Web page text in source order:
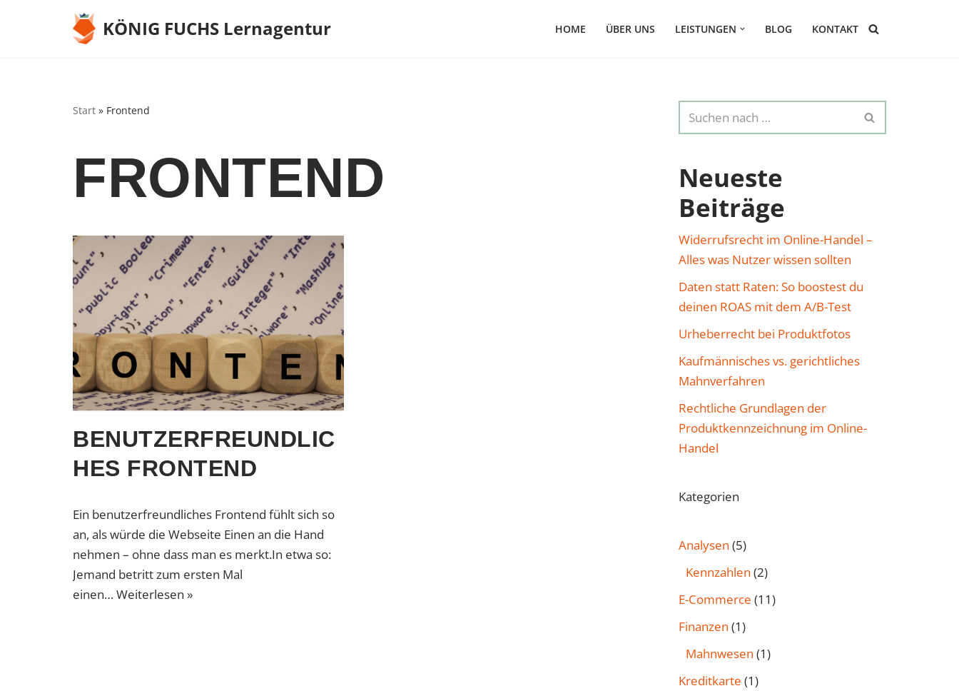
KÖNIG FUCHS Lernagentur HOME ÜBER UNS LEISTUNGEN BLOG KONTAKT
Start » Frontend
FRONTEND
BENUTZERFREUNDLIC
HES FRONTEND
Ein benutzerfreundliches Frontend fühlt sich so
an, als würde die Webseite Einen an die Hand
nehmen – ohne dass man es merkt.In etwa so:
Jemand betritt zum ersten Mal
einen… Weiterlesen »
Neueste
Beiträge
Widerrufsrecht im Online-Handel –
Alles was Nutzer wissen sollten
Daten statt Raten: So boostest du
deinen ROAS mit dem A/B-Test
Urheberrecht bei Produktfotos
Kaufmännisches vs. gerichtliches
Mahnverfahren
Rechtliche Grundlagen der
Produktkennzeichnung im Online-
Handel
Kategorien
Analysen (5)
Kennzahlen (2)
E-Commerce (11)
Finanzen (1)
Mahnwesen (1)
Kreditkarte (1)